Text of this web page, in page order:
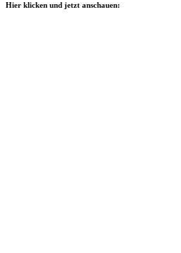
Hier klicken und jetzt anschauen: